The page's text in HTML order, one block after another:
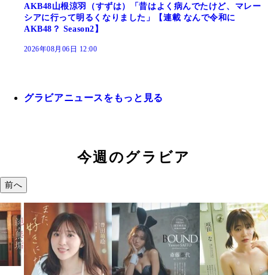
AKB48山根涼羽（すずは）「昔はよく病んでたけど、マレー
シアに行って明るくなりました」【連載 なんで令和に
AKB48？ Season2】
2026年08月06日 12:00
グラビアニュースをもっと見る
今週のグラビア
前へ